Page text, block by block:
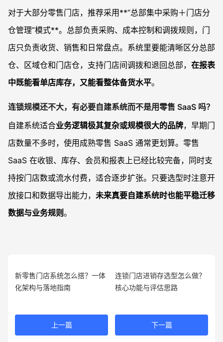
对于大部分零售门店，推荐采用**“总部集中采购＋门店分
仓管理”模式**。总部负责采购、成本控制和调拨规则，门
店只负责收货、销售和日常盘点。系统里要能清晰区分总部
仓、区域仓和门店仓，支持门店间调拨和退回总部， 在报表
中既能看单店库存，又能看整体备货水平。
连锁规模还不大，有必要自建系统而不是用零售 SaaS 吗？
自建系统适合业务逻辑极其复杂或规模很大的品牌，早期门
店数量不多时，使用成熟零售 SaaS 通常更划算。零售
SaaS 在收银、库存、会员和报表上已经比较完备，同时支
持按门店数或流水付费，适合逐步扩张。只要选型时注意开
放接口和数据导出能力， 未来真要自建系统时也能平稳迁移
数据与业务规则。
新零售门店系统怎么搭？一体
化架构与落地指南
上一篇
连锁门店进销存选型怎么做？
核心功能与评估思路
下一篇